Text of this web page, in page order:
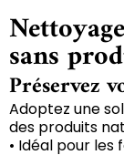
sans
Préservez
Adoptez une
des produits
• Idéal pour les